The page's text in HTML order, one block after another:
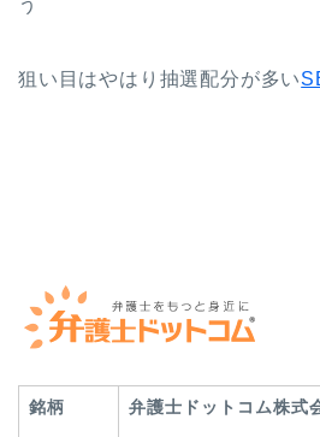
狙い目はやはり抽選配分が多い
銘柄 弁護士ドットコム株式